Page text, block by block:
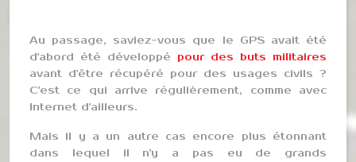
Au passage, saviez-vous que le GPS avait été
d'abord été développé pour des buts militaires
avant d'être récupéré pour des usages civils ?
C'est ce qui arrive régulièrement, comme avec
Internet d'ailleurs.
Mais il y a un autre cas encore plus étonnant
dans lequel il n'y a pas eu de grands